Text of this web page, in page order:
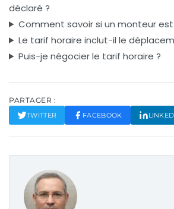
déclaré ?
Comment savoir si un monteur
Le tarif horaire inclut-il le
Puis-je négocier le tarif horaire ?
PARTAGER :
TWITTER FACEBOOK